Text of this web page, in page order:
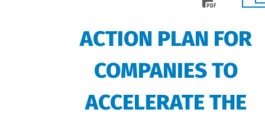
ACTION PLAN FOR
COMPANIES TO
ACCELERATE THE